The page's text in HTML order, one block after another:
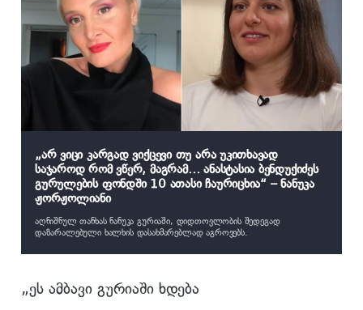
„არ ვიცი კარგად ვიქცევი თუ არა უკითხავად
საჯაროდ რომ ვწერ, მაგრამ… ანასტასია ბენდუქიძეს
გურულების ფონდში 10 ათასი ჩაურიცხია“ – ნანუკა
ჟორჟოლიანი
აღნიშნულ თანხას ნანუკა გურიაში, დიდთოვლობის შედეგად
დაზარალებული ხალხის დასახმარებლად აგროვებს.
„ეს ამბავი გურიაში ხდება